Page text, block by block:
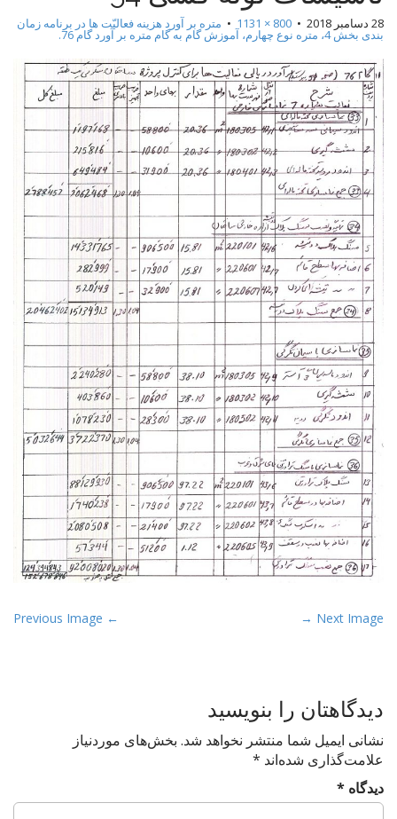
28 دسامبر 2018 •
800 × 1131
• متره بر آورد هزینه فعالیّت ها در برنامه زمان
بندی بخش 4، متره نوع چهارم، آموزش گام به گام متره بر آورد گام 76.
P
n
a
v
i
g
← Previous Image Next Image →
دیدگاهتان را بنویسید
نشانی ایمیل شما منتشر نخواهد شد. بخش‌های موردنیاز
علامت‌گذاری شده‌اند *
دیدگاه *